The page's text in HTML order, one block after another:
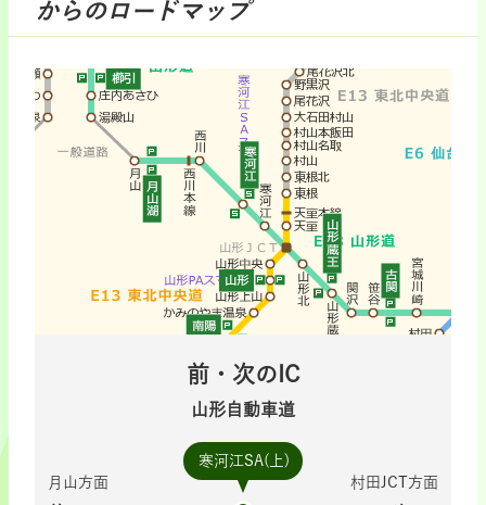
からのロードマップ
前・次のIC
山形自動車道
寒河江SA(上)
月山方面
村田JCT方面